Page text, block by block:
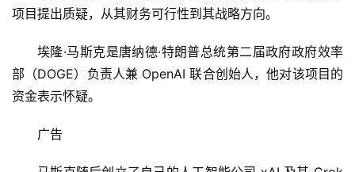
项目提出质疑，从其财务可行性到其战略方向。
埃隆·马斯克是唐纳德·特朗普总统第二届政府政府效率
部（DOGE）负责人兼 OpenAI 联合创始人，他对该项目的
资金表示怀疑。
广告